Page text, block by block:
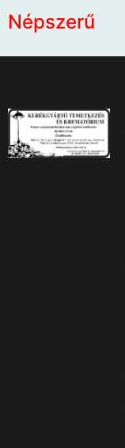
Népszerű